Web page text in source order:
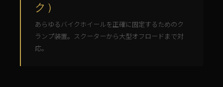
ク）
あらゆるバイクホイールを正確に固定するためのク
ランプ装置。スクーターから大型オフロードまで対
応。